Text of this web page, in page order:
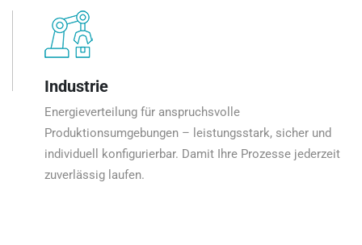
Industrie
Energieverteilung für anspruchsvolle
Produktionsumgebungen – leistungsstark, sicher und
individuell konfigurierbar. Damit Ihre Prozesse jederzeit
zuverlässig laufen.